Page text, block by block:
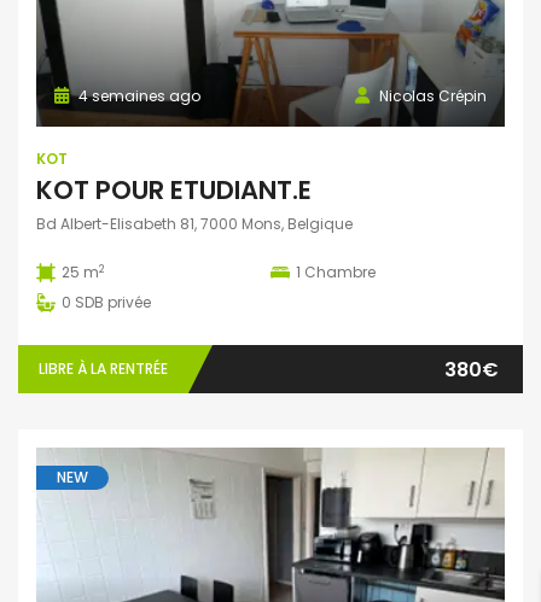
Nicolas Crépin
4 semaines ago
KOT
KOT POUR ETUDIANT.E
Bd Albert-Elisabeth 81, 7000 Mons, Belgique
25 m2 1 Chambre
0 SDB privée
LIBRE À LA RENTRÉE 380€
NEW